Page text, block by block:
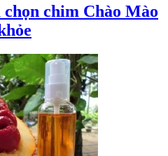
chim Chào Mào